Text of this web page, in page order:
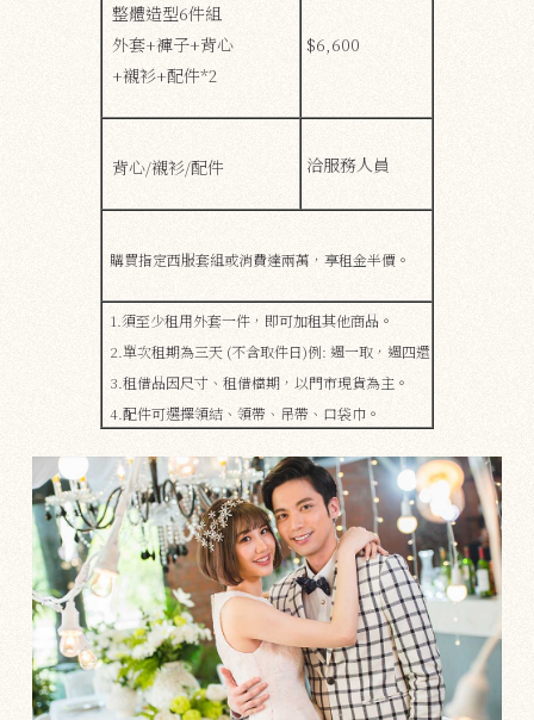
整體造型6件組
外套+褲子+背心
+襯衫+配件*2
$6,600
背心/襯衫/配件 洽服務人員
購買指定西服套組或消費達兩萬，享租金半價。
1.須至少租用外套一件，即可加租其他商品。
2.單次租期為三天 (不含取件日)例: 週一取，週四還
3.租借品因尺寸、租借檔期，​​以門市現貨為主。
4.配件可選擇領結、領帶、吊帶、口袋巾。